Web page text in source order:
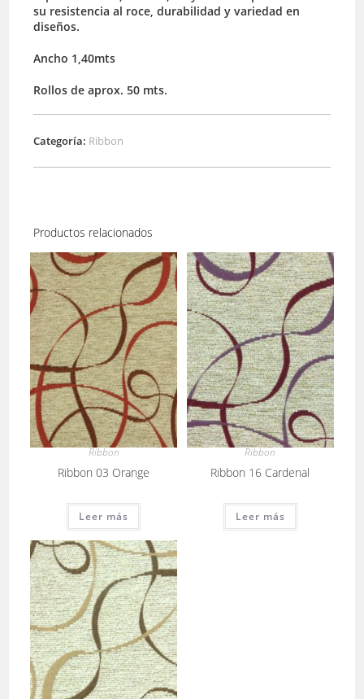
su resistencia al roce, durabilidad y variedad en
diseños.
Ancho 1,40mts
Rollos de aprox. 50 mts.
Categoría: Ribbon
Productos relacionados
Ribbon
Ribbon 03 Orange
Leer más
Ribbon
Ribbon 16 Cardenal
Leer más